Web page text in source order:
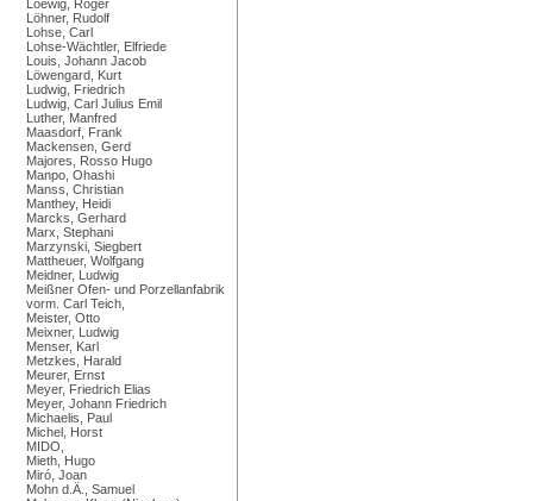
Loewig, Roger
Löhner, Rudolf
Lohse, Carl
Lohse-Wächtler, Elfriede
Louis, Johann Jacob
Löwengard, Kurt
Ludwig, Friedrich
Ludwig, Carl Julius Emil
Luther, Manfred
Maasdorf, Frank
Mackensen, Gerd
Majores, Rosso Hugo
Manpo, Ohashi
Manss, Christian
Manthey, Heidi
Marcks, Gerhard
Marx, Stephani
Marzynski, Siegbert
Mattheuer, Wolfgang
Meidner, Ludwig
Meißner Ofen- und Porzellanfabrik
vorm. Carl Teich,
Meister, Otto
Meixner, Ludwig
Menser, Karl
Metzkes, Harald
Meurer, Ernst
Meyer, Friedrich Elias
Meyer, Johann Friedrich
Michaelis, Paul
Michel, Horst
MIDO,
Mieth, Hugo
Miró, Joan
Mohn d.Ä., Samuel